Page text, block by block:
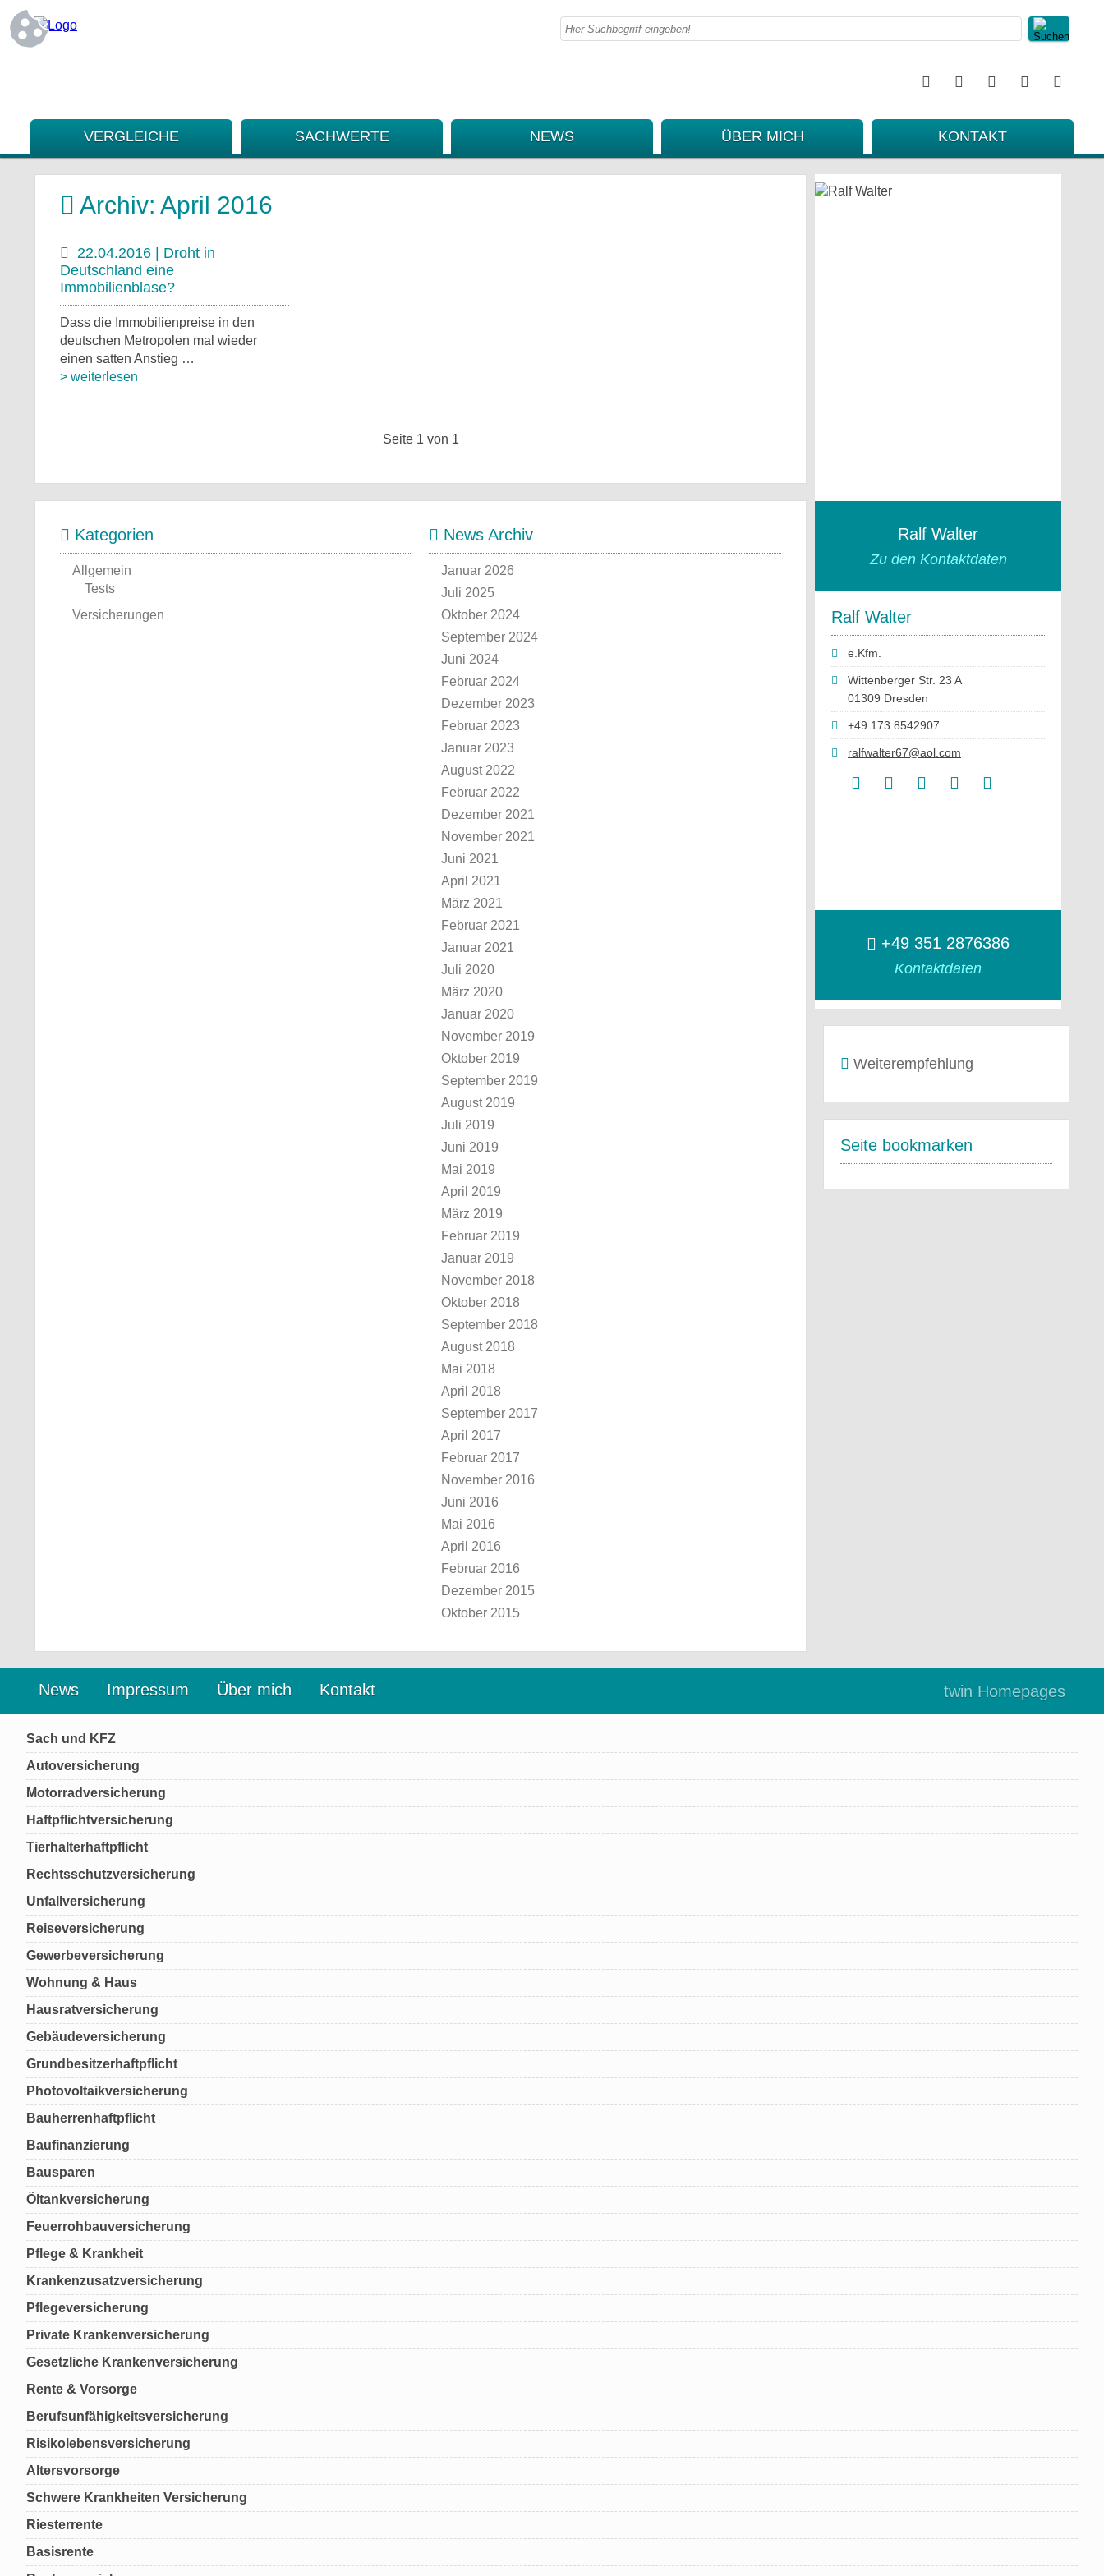
VERGLEICHE SACHWERTE NEWS ÜBER MICH KONTAKT
Ralf Walter
Zu den Kontaktdaten
Ralf Walter
e.Kfm.
Wittenberger Str. 23 A
01309 Dresden
+49 173 8542907
ralfwalter67@aol.com
+49 351 2876386
Kontaktdaten
Weiterempfehlung
Seite bookmarken
Archiv: April 2016
22.04.2016 | Droht in
Deutschland eine
Immobilienblase?
Dass die Immobilienpreise in den
deutschen Metropolen mal wieder
einen satten Anstieg …
> weiterlesen
Seite 1 von 1
Kategorien
Allgemein
Tests
Versicherungen
News Archiv
Januar 2026
Juli 2025
Oktober 2024
September 2024
Juni 2024
Februar 2024
Dezember 2023
Februar 2023
Januar 2023
August 2022
Februar 2022
Dezember 2021
November 2021
Juni 2021
April 2021
März 2021
Februar 2021
Januar 2021
Juli 2020
März 2020
Januar 2020
November 2019
Oktober 2019
September 2019
August 2019
Juli 2019
Juni 2019
Mai 2019
April 2019
März 2019
Februar 2019
Januar 2019
November 2018
Oktober 2018
September 2018
August 2018
Mai 2018
April 2018
September 2017
April 2017
Februar 2017
November 2016
Juni 2016
Mai 2016
April 2016
Februar 2016
Dezember 2015
Oktober 2015
News Impressum Über mich Kontakt twin Homepages
Sach und KFZ
Autoversicherung
Motorradversicherung
Haftpflichtversicherung
Tierhalterhaftpflicht
Rechtsschutzversicherung
Unfallversicherung
Reiseversicherung
Gewerbeversicherung
Wohnung & Haus
Hausratversicherung
Gebäudeversicherung
Grundbesitzerhaftpflicht
Photovoltaikversicherung
Bauherrenhaftpflicht
Baufinanzierung
Bausparen
Öltankversicherung
Feuerrohbauversicherung
Pflege & Krankheit
Krankenzusatzversicherung
Pflegeversicherung
Private Krankenversicherung
Gesetzliche Krankenversicherung
Rente & Vorsorge
Berufs­unfähigkeitsversicherung
Risikolebensversicherung
Altersvorsorge
Schwere Krankheiten Versicherung
Riesterrente
Basisrente